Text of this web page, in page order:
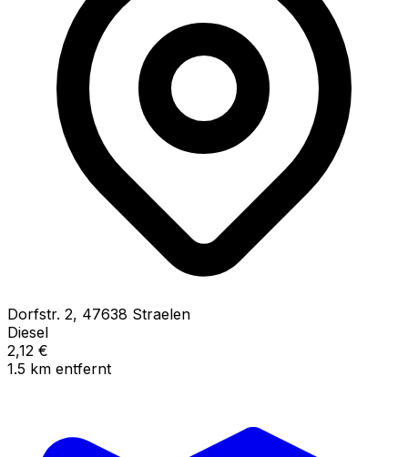
Dorfstr. 2, 47638 Straelen
Diesel
2,12 €
1.5 km entfernt